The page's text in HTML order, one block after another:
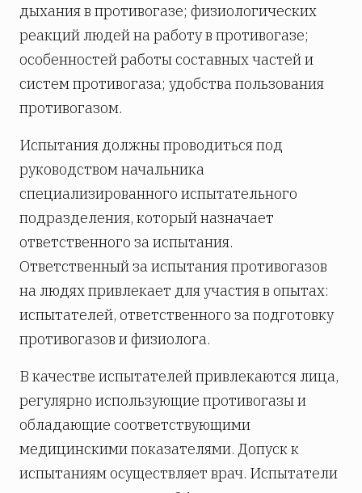
дыхания в противогазе; физиологических
реакций людей на работу в противогазе;
особенностей работы составных частей и
систем противогаза; удобства пользования
противогазом.
Испытания должны проводиться под
руководством начальника
специализированного испытательного
подразделения, который назначает
ответственного за испытания.
Ответственный за испытания противогазов
на людях привлекает для участия в опытах:
испытателей, ответственного за подготовку
противогазов и физиолога.
В качестве испытателей привлекаются лица,
регулярно использующие противогазы и
обладающие соответствующими
медицинскими показателями. Допуск к
испытаниям осуществляет врач. Испытатели